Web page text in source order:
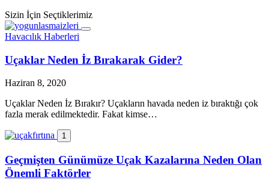
Sizin İçin Seçtiklerimiz
Havacılık Haberleri
Uçaklar Neden İz Bırakarak Gider?
Haziran 8, 2020
Uçaklar Neden İz Bırakır? Uçakların havada neden iz bıraktığı çok
fazla merak edilmektedir. Fakat kimse…
1
Geçmişten Günümüze Uçak Kazalarına Neden Olan
Önemli Faktörler